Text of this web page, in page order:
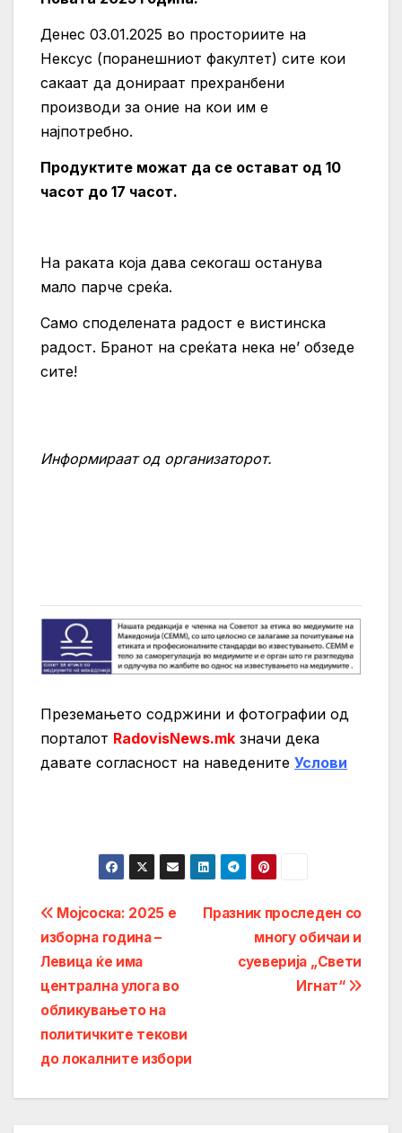
Денес 03.01.2025 во просториите на
Нексус (поранешниот факултет) сите кои
сакаат да донираат прехранбени
производи за оние на кои им е
најпотребно.
Продуктите можат да се остават од 10
часот до 17 часот.
На раката која дава секогаш останува
мало парче среќа.
Само споделената радост е вистинска
радост. Бранот на среќата нека не’ обзеде
сите!
Информираат од организаторот.
Преземањето содржини и фотографии од
порталот RadovisNews.mk значи дека
давате согласност на нaведените Услови
Post
navigation
Празник проследен со
многу обичаи и
суеверија „Свети
Игнат“
Мојсоска: 2025 е
изборна година –
Левица ќе има
централна улога во
обликувањето на
политичките текови
до локалните избори